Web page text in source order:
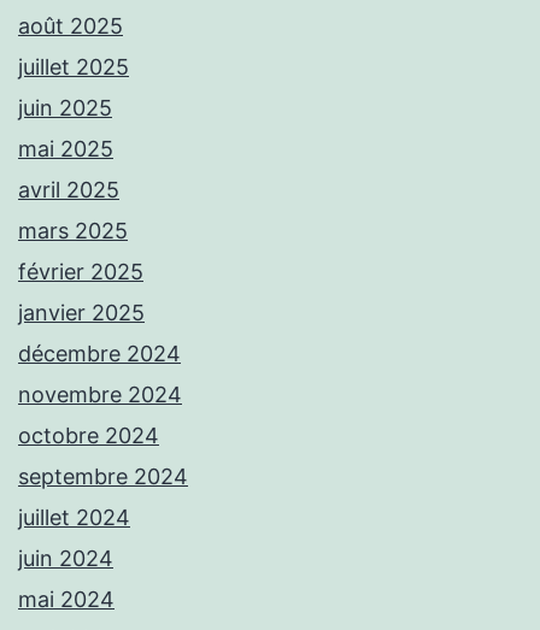
août 2025
juillet 2025
juin 2025
mai 2025
avril 2025
mars 2025
février 2025
janvier 2025
décembre 2024
novembre 2024
octobre 2024
septembre 2024
juillet 2024
juin 2024
mai 2024